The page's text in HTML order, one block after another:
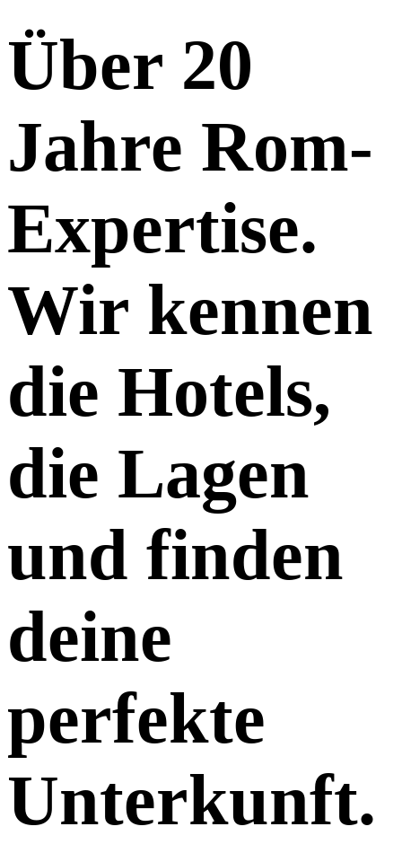
Über 20
Jahre Rom-
Expertise.
Wir kennen
die Hotels,
die Lagen
und finden
deine
perfekte
Unterkunft.